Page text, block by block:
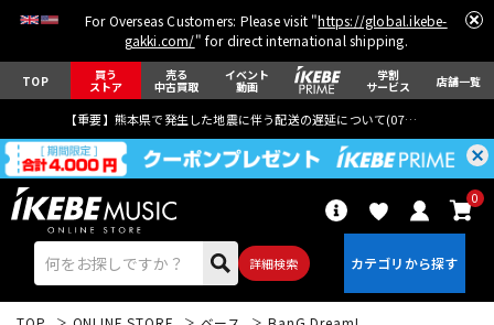
For Overseas Customers: Please visit "https://global.ikebe-
gakki.com/" for direct international shipping.
TOP 買う
ストア
売る
中古買取
イベント
動画
学割
サービス 店舗一覧
【重要】熊本県で発生した地震に伴う配送の遅延について(07月29日
詳細検索
0